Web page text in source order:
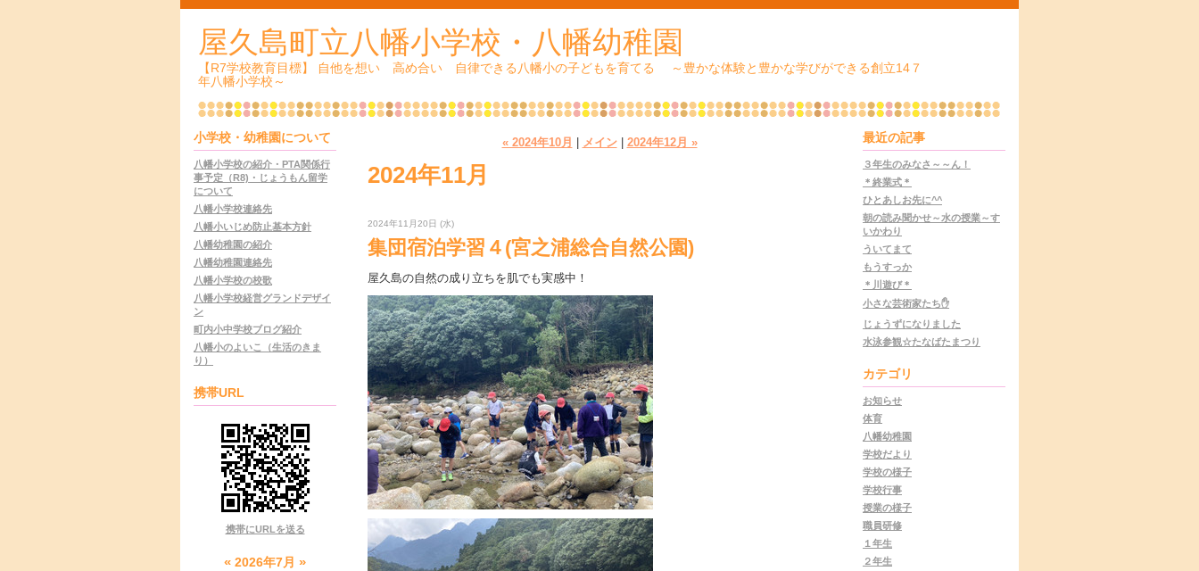
屋久島町立八幡小学校・八幡幼稚園
【R7学校教育目標】 自他を想い 高め合い 自律できる八幡小の子どもを育てる ～豊かな体験と豊かな学びができる創立14７
年八幡小学校～
小学校・幼稚園について
八幡小学校の紹介・PTA関係行
事予定（R8)・じょうもん留学
について
八幡小学校連絡先
八幡小いじめ防止基本方針
八幡幼稚園の紹介
八幡幼稚園連絡先
八幡小学校の校歌
八幡小学校経営グランドデザイ
ン
町内小中学校ブログ紹介
八幡小のよいこ（生活のきま
り）
携帯URL
携帯にURLを送る
« 2026年7月 »
« 2024年10月 メイン| 2024年12月 »
2024年11月
2024年11月20日 (水)
集団宿泊学習４(宮之浦総合自然公園)
屋久島の自然の成り立ちを肌でも実感中！
最近の記事
３年生のみなさ～～ん！
＊終業式＊
ひとあしお先に^^
朝の読み聞かせ～水の授業～す
いかわり
ういてまて
もうすっか
＊川遊び＊
小さな芸術家たち✋
じょうずになりました
水泳参観☆たなばたまつり
カテゴリ
お知らせ
体育
八幡幼稚園
学校だより
学校の様子
学校行事
授業の様子
職員研修
１年生
２年生